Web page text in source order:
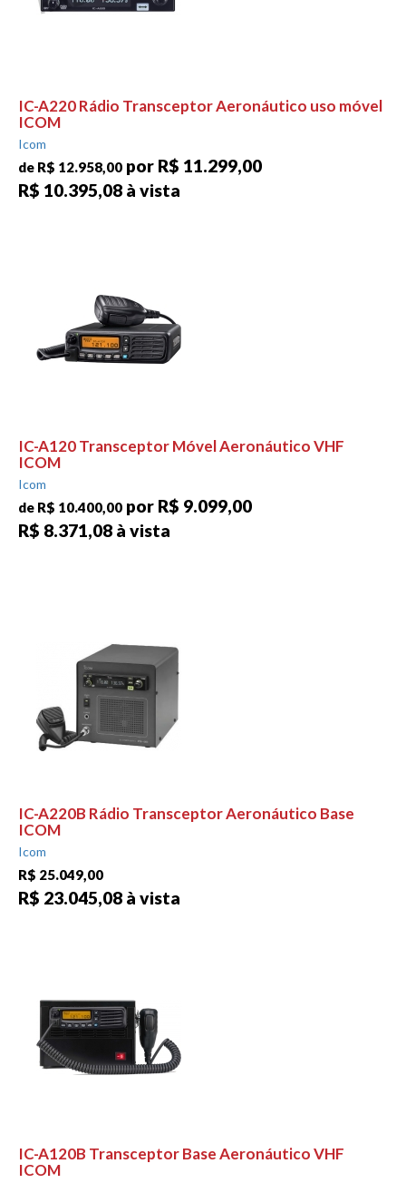
IC-A220 Rádio Transceptor Aeronáutico uso móvel
ICOM
Icom
de R$ 12.958,00 por R$ 11.299,00
R$ 10.395,08 à vista
IC-A120 Transceptor Móvel Aeronáutico VHF
ICOM
Icom
de R$ 10.400,00 por R$ 9.099,00
R$ 8.371,08 à vista
IC-A220B Rádio Transceptor Aeronáutico Base
ICOM
Icom
R$ 25.049,00
R$ 23.045,08 à vista
IC-A120B Transceptor Base Aeronáutico VHF
ICOM